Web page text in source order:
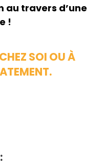
au travers d’une
!
SOI OU À